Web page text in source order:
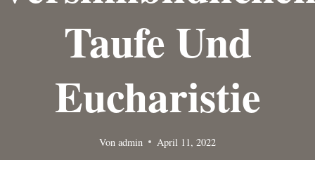
Taufe Und
Eucharistie
Von admin April 11, 2022